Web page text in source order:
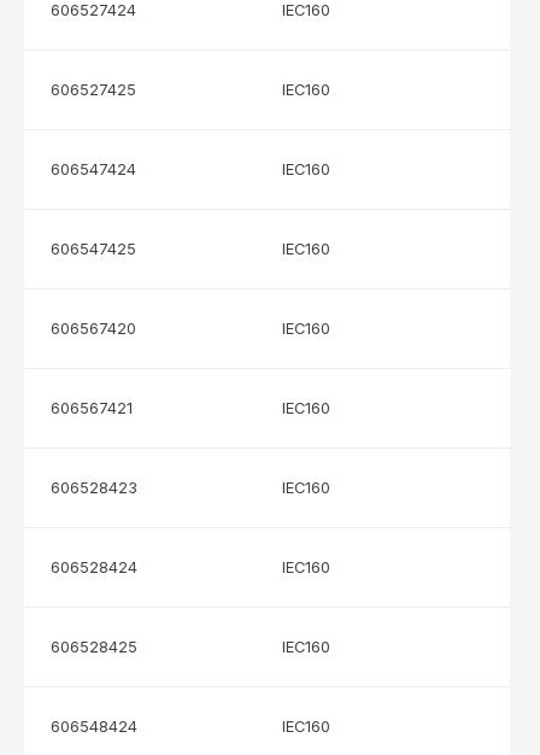
606527424 IEC160
606527425 IEC160
606547424 IEC160
606547425 IEC160
606567420 IEC160
606567421 IEC160
606528423 IEC160
606528424 IEC160
606528425 IEC160
606548424 IEC160